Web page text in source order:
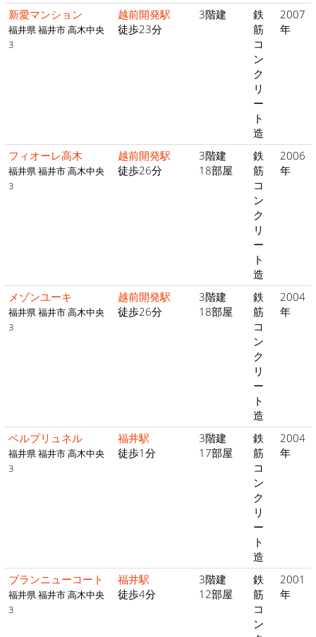
新愛マンション
福井県 福井市 高木中央
3
越前開発駅
徒歩23分
3階建
鉄
筋
コ
ン
ク
リ
ー
ト
造
2007
年
フィオーレ高木
福井県 福井市 高木中央
3
越前開発駅
徒歩26分
3階建
18部屋
鉄
筋
コ
ン
ク
リ
ー
ト
造
2006
年
メゾンユーキ
福井県 福井市 高木中央
3
越前開発駅
徒歩26分
3階建
18部屋
鉄
筋
コ
ン
ク
リ
ー
ト
造
2004
年
ベルプリュネル
福井県 福井市 高木中央
3
福井駅
徒歩1分
3階建
17部屋
鉄
筋
コ
ン
ク
リ
ー
ト
造
2004
年
ブランニューコート
福井県 福井市 高木中央
3
福井駅
徒歩4分
3階建
12部屋
鉄
筋
コ
ン
2001
年